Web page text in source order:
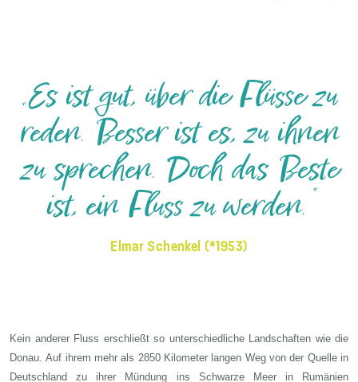
„Es ist gut, über die Flüsse zu
reden. Besser ist es, zu ihnen
zu sprechen. Doch das Beste
ist, ein Fluss zu werden.“
Elmar Schenkel (*1953)
Kein anderer Fluss erschließt so unterschiedliche Landschaften wie die
Donau. Auf ihrem mehr als 2850 Kilometer langen Weg von der Quelle in
Deutschland zu ihrer Mündung ins Schwarze Meer in Rumänien